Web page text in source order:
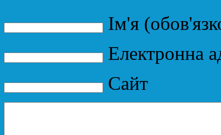
Ім'я
Електронна
Сайт